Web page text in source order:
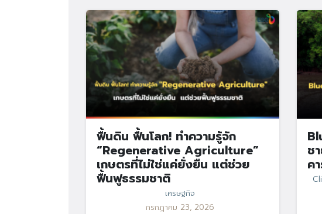
ฟื้นดิน ฟื้นโลก! ทำความรู้จัก
“Regenerative Agriculture”
เกษตรที่ไม่ใช่แค่ยั่งยืน แต่ช่วย
ฟื้นฟูธรรมชาติ
เศรษฐกิจ
กรกฎาคม 23, 2026
ช
ค